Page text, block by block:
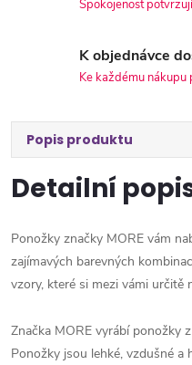
Spokojenost
K objednávce
Ke každému
Popis produktu
Detailní
Ponožky značky MORE vám
zajímavých barevných
vzory, které si mezi vámi určitě
Značka MORE vyrábí ponožky
Ponožky jsou lehké, vzdušné a